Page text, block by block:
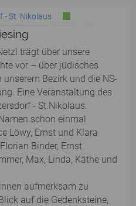
- St. Nikolaus
trägt über unsere
vor – über jüdisches
unserem Bezirk und die NS-
Eine Veranstaltung des
- St.Nikolaus.
schon einmal
Löwy, Ernst und Klara
Binder, Ernst
Max, Linda, Käthe und
aufmerksam zu
auf die Gedenksteine,